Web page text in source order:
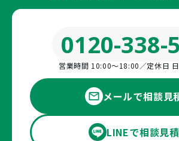
0120-338-
営業時間 10:00〜18:00／定休日
メールで相談見
LINEで相談見積